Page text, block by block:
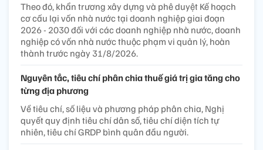
Theo đó, khẩn trương xây dựng và phê duyệt Kế hoạch
cơ cấu lại vốn nhà nước tại doanh nghiệp giai đoạn
2026 - 2030 đối với các doanh nghiệp nhà nước, doanh
nghiệp có vốn nhà nước thuộc phạm vi quản lý, hoàn
thành trước ngày 31/8/2026.
Nguyên tắc, tiêu chí phân chia thuế giá trị gia tăng cho
từng địa phương
Về tiêu chí, số liệu và phương pháp phân chia, Nghị
quyết quy định tiêu chí dân số, tiêu chí diện tích tự
nhiên, tiêu chí GRDP bình quân đầu người.